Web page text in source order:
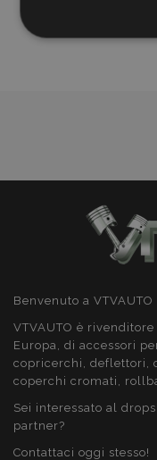
Benvenuto a VTVAUTO
VTVAUTO è
Europa, di accessori
copricerchi, deflettori,
coperchi cromati,
Sei interessato al
partner?
Contattaci oggi stesso!
I cookie
funzionalità
dell'utente e la
non può
cookie
Nome
mage-cache-